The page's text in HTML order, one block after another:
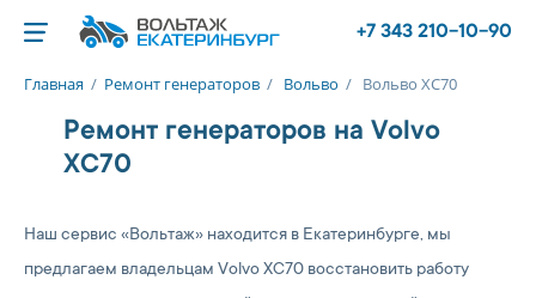
+7 343 210-10-90
Главная / Ремонт генераторов / Вольво / Вольво ХС70
Ремонт генераторов на Volvo
XC70
Наш сервис «Вольтаж» находится в Екатеринбурге, мы
предлагаем владельцам Volvo XC70 восстановить работу